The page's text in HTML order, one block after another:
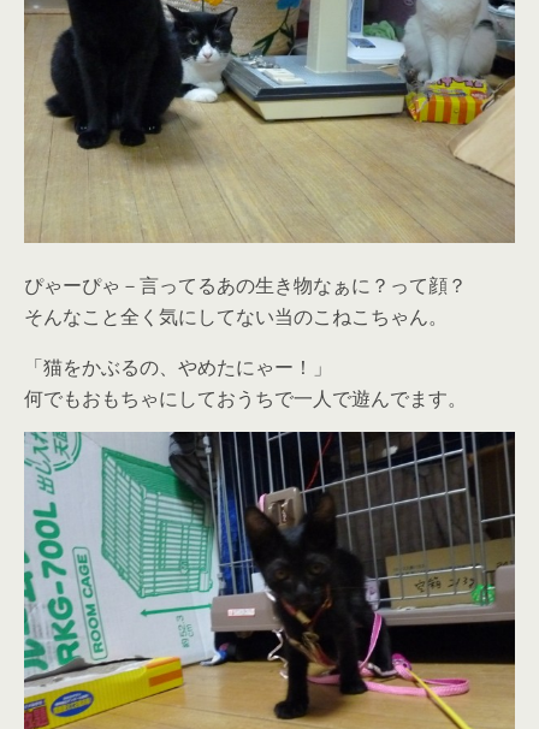
ぴゃーぴゃ－言ってるあの生き物なぁに？って顔？
そんなこと全く気にしてない当のこねこちゃん。
「猫をかぶるの、やめたにゃー！」
何でもおもちゃにしておうちで一人で遊んでます。